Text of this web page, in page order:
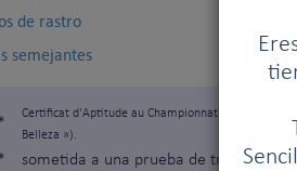
de rastro
semejantes
Certificat d'Aptitude au Championnat International
Belleza »).
sometida a una prueba de trabajo